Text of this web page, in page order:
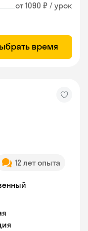
от 1090 ₽ / урок
время
12 лет опыта